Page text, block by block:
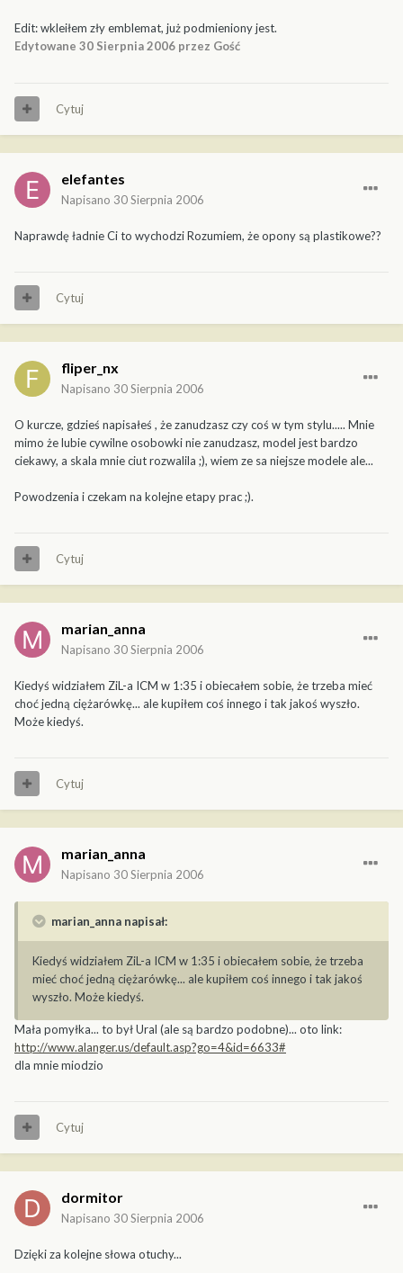
Edit: wkleiłem zły emblemat, już podmieniony jest.
Edytowane 30 Sierpnia 2006 przez Gość
Cytuj
elefantes
Napisano 30 Sierpnia 2006
Naprawdę ładnie Ci to wychodzi Rozumiem, że opony są plastikowe??
Cytuj
fliper_nx
Napisano 30 Sierpnia 2006
O kurcze, gdzieś napisałeś , że zanudzasz czy coś w tym stylu..... Mnie
mimo że lubie cywilne osobowki nie zanudzasz, model jest bardzo
ciekawy, a skala mnie ciut rozwalila ;), wiem ze sa niejsze modele ale...
Powodzenia i czekam na kolejne etapy prac ;).
Cytuj
marian_anna
Napisano 30 Sierpnia 2006
Kiedyś widziałem ZiL-a ICM w 1:35 i obiecałem sobie, że trzeba mieć
choć jedną ciężarówkę... ale kupiłem coś innego i tak jakoś wyszło.
Może kiedyś.
Cytuj
marian_anna
Napisano 30 Sierpnia 2006
marian_anna napisał:
Kiedyś widziałem ZiL-a ICM w 1:35 i obiecałem sobie, że trzeba
mieć choć jedną ciężarówkę... ale kupiłem coś innego i tak jakoś
wyszło. Może kiedyś.
Mała pomyłka... to był Ural (ale są bardzo podobne)... oto link:
http://www.alanger.us/default.asp?go=4&id=6633#
dla mnie miodzio
Cytuj
dormitor
Napisano 30 Sierpnia 2006
Dzięki za kolejne słowa otuchy...